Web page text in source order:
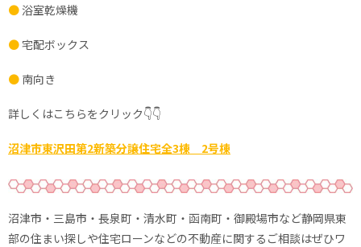
● 浴室乾燥機
●宅配ボックス
● 南向き
詳しくはこちらをクリック👇👇
沼津市東沢田第2新築分譲住宅全3棟 2号棟
沼津市・三島市・長泉町・清水町・函南町・御殿場市など静岡県東
部の住まい探しや住宅ローンなどの不動産に関するご相談はぜひワ